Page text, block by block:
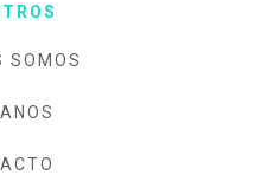
SOMOS